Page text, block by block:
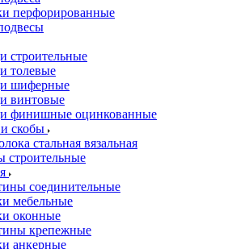
перфорированные
строительные
толевые
шиферные
винтовые
финишные оцинкованные
скобы
стальная вязальная
строительные
соединительные
мебельные
оконные
крепежные
анкерные